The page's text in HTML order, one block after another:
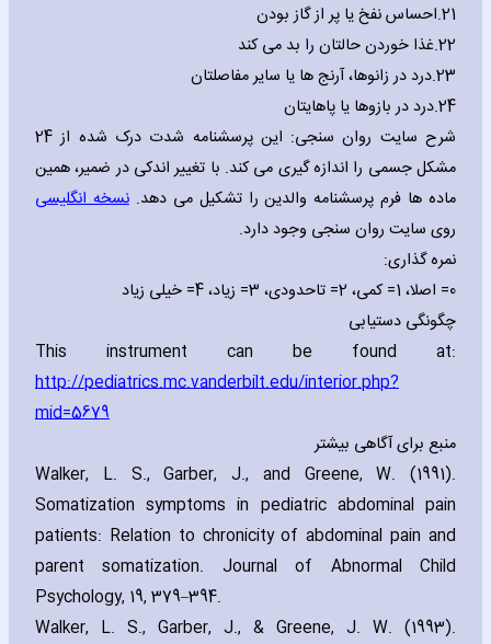
21. احساس نفخ یا پر از گاز بودن
22. غذا خوردن حالتان را بد می کند
23.درد در زانوها، آرنج ها یا سایر مفاصلتان
24.درد در بازوها یا پاهایتان
شرح سایت روان سنجی: این پرسشنامه شدت درک شده از 24
مشکل جسمی را اندازه گیری می کند. با تغییر اندکی در ضمیر، همین
ماده ها فرم پرسشنامه والدین را تشکیل می دهد.نسخه انگلیسی
روی سایت روان سنجی وجود دارد.
نمره گذاری:
0= اصلا، 1= کمی، 2= تاحدودی، 3= زیاد، 4= خیلی زیاد
چگونگی دستیابی
This instrument can be found at:
http://pediatrics.mc.vanderbilt.edu/interior.php?
mid=5679
منبع برای آگاهی بیشتر
Walker‚ L. S.‚ Garber‚ J.‚ and Greene‚ W. (1991).
Somatization symptoms in pediatric abdominal pain
patients: Relation to chronicity of abdominal pain and
parent somatization. Journal of Abnormal Child
Psychology‚ 19‚ 379–394.
Walker‚ L. S.‚ Garber‚ J.‚ & Greene‚ J. W. (1993).